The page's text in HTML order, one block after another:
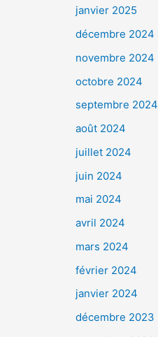
janvier 2025
décembre 2024
novembre 2024
octobre 2024
septembre 2024
août 2024
juillet 2024
juin 2024
mai 2024
avril 2024
mars 2024
février 2024
janvier 2024
décembre 2023